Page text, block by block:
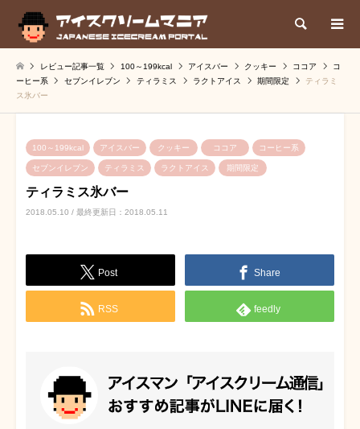
検索
レビュー記事一覧 100～199kcal アイスバー クッキー ココア
コ
ーヒー系
セブンイレブン ティラミス ラクトアイス 期間限定
ティラミ
ス氷バー
100～199kcal アイスバー クッキー ココア コーヒー系
セブンイレブン ティラミス ラクトアイス 期間限定
ティラミス氷バー
2018.05.10 / 最終更新日：2018.05.11
Post Share
RSS feedly